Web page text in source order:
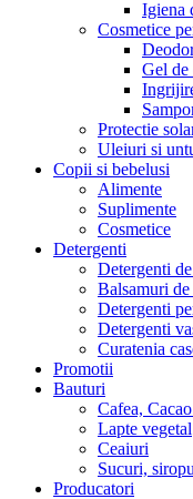
Igiena
Cosmetice
Gel de
Protectie
Uleiuri si
Copii si bebelusi
Alimente
Suplimente
Cosmetice
Detergenti
Detergenti
Balsamuri
Detergenti
Detergenti
Curatenia
Promotii
Bauturi
Cafea,
Lapte vegetal
Ceaiuri
Sucuri,
Producatori